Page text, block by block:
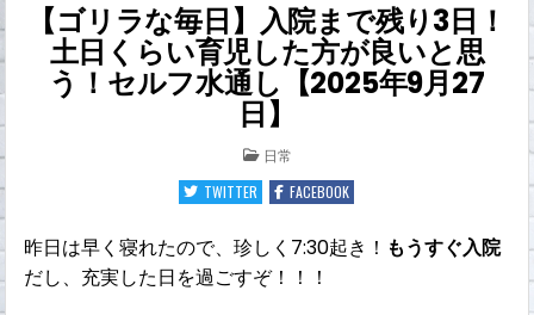
【ゴリラな毎日】入院まで残り3日！
土日くらい育児した方が良いと思
う！セルフ水通し【2025年9月27
日】
POSTED
IN
日常
TWITTER
FACEBOOK
昨日は早く寝れたので、珍しく7:30起き！ もうすぐ入院
だし、充実した日を過ごすぞ！！！